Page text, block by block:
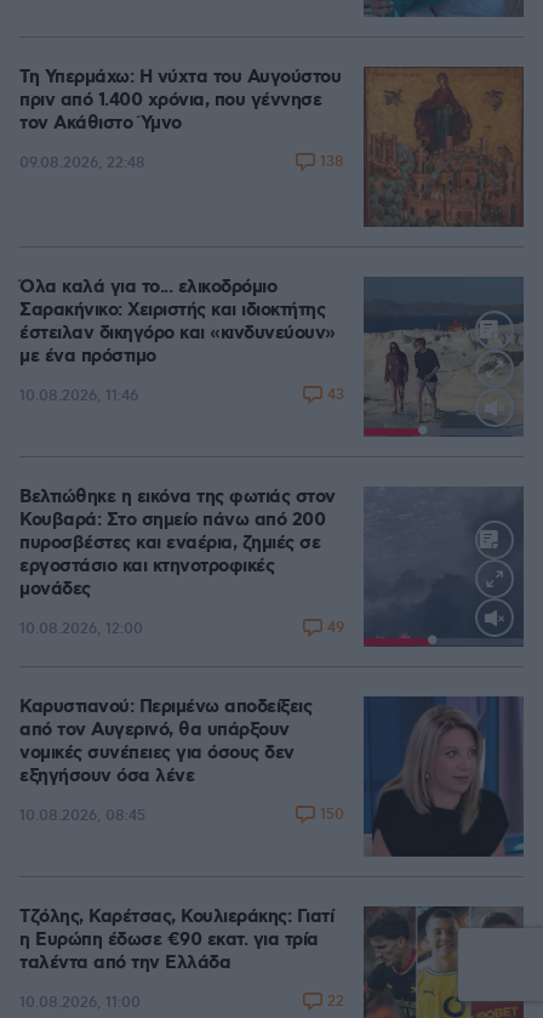
Τη Υπερμάχω: Η νύχτα του Αυγούστου
πριν από 1.400 χρόνια, που γέννησε
τον Ακάθιστο Ύμνο
09.08.2026, 22:48 138
Loaded:
Όλα καλά για το... ελικοδρόμιο
Σαρακήνικο: Χειριστής και ιδιοκτήτης
έστειλαν δικηγόρο και «κινδυνεύουν»
με ένα πρόστιμο
10.08.2026, 11:46 43
Loaded:
Βελτιώθηκε η εικόνα της φωτιάς στον
Κουβαρά: Στο σημείο πάνω από 200
πυροσβέστες και εναέρια, ζημιές σε
εργοστάσιο και κτηνοτροφικές
μονάδες
10.08.2026, 12:00 49
Καρυστιανού: Περιμένω αποδείξεις
από τον Αυγερινό, θα υπάρξουν
νομικές συνέπειες για όσους δεν
εξηγήσουν όσα λένε
10.08.2026, 08:45 150
Τζόλης, Καρέτσας, Κουλιεράκης: Γιατί
η Ευρώπη έδωσε €90 εκατ. για τρία
ταλέντα από την Ελλάδα
10.08.2026, 11:00 22